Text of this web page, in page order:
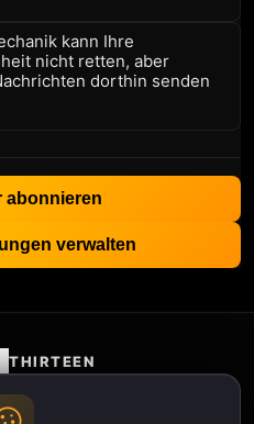
kann Ihre
nicht retten, aber
dorthin senden
abonnieren
verwalten
THIRTEEN